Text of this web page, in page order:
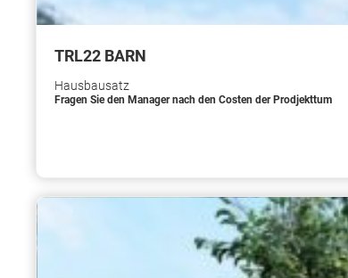
TRL22 BARN
Hausbausatz
Fragen Sie den Manager nach den Costen der Prodjekttum